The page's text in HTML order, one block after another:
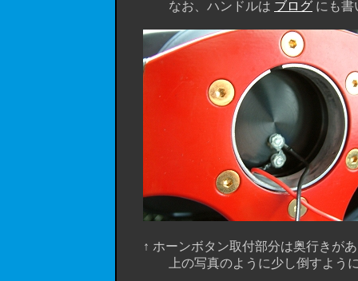
なお、ハンドルは ブログ にも書
↑ ホーンボタン取付部分は奥行きがあ
上の写真のように少し倒すように